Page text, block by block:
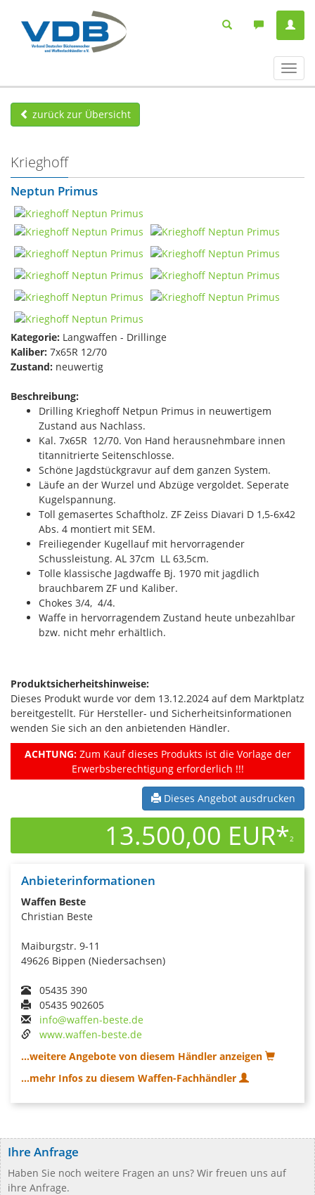
ein-/
zurück zur Übersicht
Krieghoff
Neptun Primus
Kategorie: Langwaffen - Drillinge
Kaliber: 7x65R 12/70
Zustand: neuwertig
Beschreibung:
Drilling Krieghoff Netpun Primus in neuwertigem
Zustand aus Nachlass.
Kal. 7x65R 12/70. Von Hand herausnehmbare innen
titannitrierte Seitenschlosse.
Schöne Jagdstückgravur auf dem ganzen System.
Läufe an der Wurzel und Abzüge vergoldet. Seperate
Kugelspannung.
Toll gemasertes Schaftholz. ZF Zeiss Diavari D 1,5-6x42
Abs. 4 montiert mit SEM.
Freiliegender Kugellauf mit hervorragender
Schussleistung. AL 37cm LL 63,5cm.
Tolle klassische Jagdwaffe Bj. 1970 mit jagdlich
brauchbarem ZF und Kaliber.
Chokes 3/4, 4/4.
Waffe in hervorragendem Zustand heute unbezahlbar
bzw. nicht mehr erhältlich.
Produktsicherheitshinweise:
Dieses Produkt wurde vor dem 13.12.2024 auf dem Marktplatz
bereitgestellt. Für Hersteller- und Sicherheitsinformationen
wenden Sie sich an den anbietenden Händler.
ACHTUNG:Zum Kauf dieses Produkts ist die Vorlage der
Erwerbsberechtigung erforderlich !!!
Dieses Angebot ausdrucken
13.500,00 EUR*2
Anbieterinformationen
Waffen Beste
Christian Beste
Maiburgstr. 9-11
49626 Bippen (Niedersachsen)
05435 390
05435 902605
info@waffen-beste.de
www.waffen-beste.de
...weitere Angebote von diesem Händler anzeigen
...mehr Infos zu diesem Waffen-Fachhändler
Ihre Anfrage
Haben Sie noch weitere Fragen an uns? Wir freuen uns auf
ihre Anfrage.